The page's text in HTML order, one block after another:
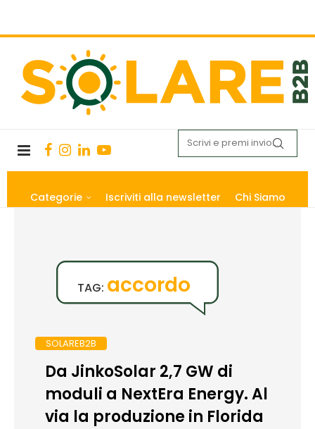
Categorie Iscriviti alla newsletter Chi Siamo
TAG: accordo
SOLAREB2B
Da JinkoSolar 2,7 GW di
moduli a NextEra Energy. Al
via la produzione in Florida